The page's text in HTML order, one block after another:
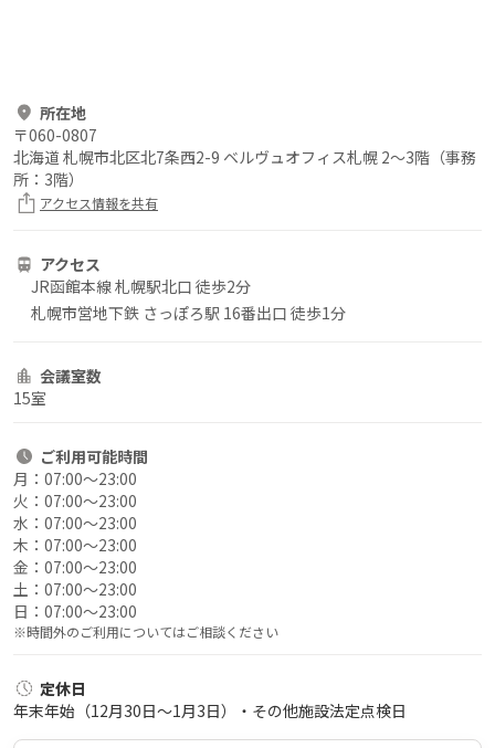
所在地
〒060-0807
北海道 札幌市北区北7条西2-9 ベルヴュオフィス札幌 2～3階（事務
所：3階）
アクセス情報を共有
アクセス
JR函館本線 札幌駅北口 徒歩2分
札幌市営地下鉄 さっぽろ駅 16番出口 徒歩1分
会議室数
15室
ご利用可能時間
月： 07:00〜23:00
火： 07:00〜23:00
水： 07:00〜23:00
木： 07:00〜23:00
金： 07:00〜23:00
土： 07:00〜23:00
日： 07:00〜23:00
※時間外のご利用についてはご相談ください
定休日
年末年始（12月30日～1月3日）・その他施設法定点検日